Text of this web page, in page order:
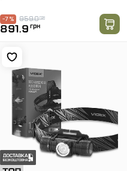
959.0грн
-7 %
891.9 грн